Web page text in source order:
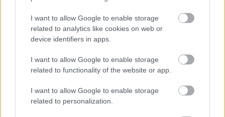
I want to allow Google to enable storage
related to analytics like cookies on web or
device identifiers in apps.
I want to allow Google to enable storage
related to functionality of the website or app.
I want to allow Google to enable storage
related to personalization.
Βάλε το proson.gr στα αποτελέσματα
αναζήτησης της Google
Δημοφιλείς Ειδήσεις